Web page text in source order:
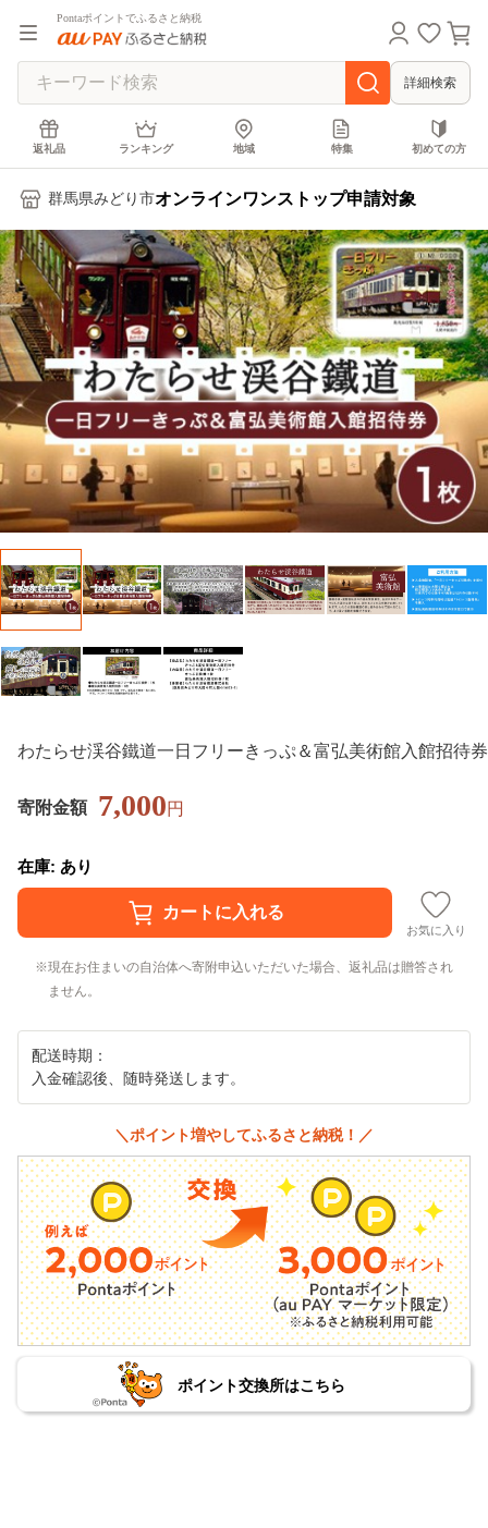
Pontaポイントでふるさと納税
詳細検索
返礼品 ランキング 地域 特集 初めての方
群馬県みどり市オンラインワンストップ申請対象
わたらせ渓谷鐵道一日フリーきっぷ＆富弘美術館入館招待券
寄附金額 7,000円
在庫: あり
お気に入り
現在お住まいの自治体へ寄附申込いただいた場合、返礼品は贈答され
ません。
配送時期：
入金確認後、随時発送します。
＼ポイント増やしてふるさと納税！／
ポイント交換所はこちら